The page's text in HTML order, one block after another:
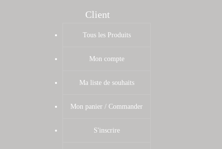
Client
Tous les Produits
Mon compte
Ma liste de souhaits
Mon panier / Commander
S'inscrire